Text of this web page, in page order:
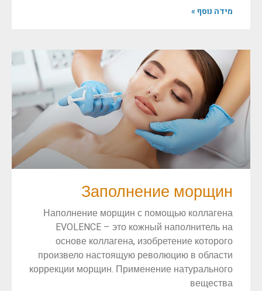
מידה נוסף »
Заполнение морщин
Наполнение морщин с помощью коллагена
EVOLENCE – это кожный наполнитель на
основе коллагена, изобретение которого
произвело настоящую революцию в области
коррекции морщин. Применение натурального
вещества